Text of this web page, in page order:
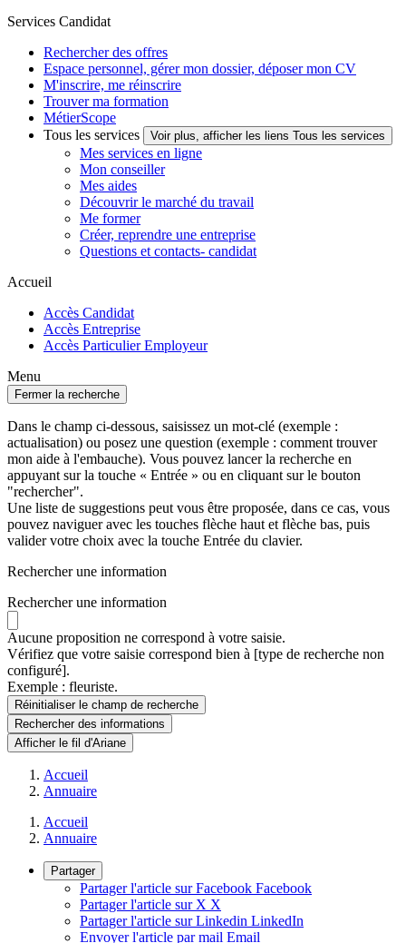
Services Candidat
Rechercher des offres
Espace personnel, gérer mon dossier, déposer mon CV
M'inscrire, me réinscrire
Trouver ma formation
MétierScope
Tous les services
Voir plus, afficher les liens Tous les services
Mes services en ligne
Mon conseiller
Mes aides
Découvrir le marché du travail
Me former
Créer, reprendre une entreprise
Questions et contacts- candidat
Accueil
Accès Candidat
Accès Entreprise
Accès Particulier Employeur
Menu
Fermer la recherche
Dans le champ ci-dessous, saisissez un mot-clé (exemple :
actualisation) ou posez une question (exemple : comment trouver
mon aide à l'embauche). Vous pouvez lancer la recherche en
appuyant sur la touche « Entrée » ou en cliquant sur le bouton
"rechercher".
Une liste de suggestions peut vous être proposée, dans ce cas, vous
pouvez naviguer avec les touches flèche haut et flèche bas, puis
valider votre choix avec la touche Entrée du clavier.
Rechercher une information
Rechercher une information
Aucune proposition ne correspond à votre saisie.
Vérifiez que votre saisie correspond bien à [type de recherche non
configuré].
Exemple : fleuriste.
Réinitialiser le champ de recherche
Rechercherdes informations
Afficher le fil d'Ariane
Accueil
Annuaire
Accueil
Annuaire
Partager
Partager l'article sur Facebook Facebook
Partager l'article sur X X
Partager l'article sur Linkedin LinkedIn
Envoyer l'article par mail Email